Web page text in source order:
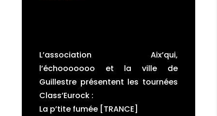
L’association Aix’qui,
l’échooooooo et la ville de
Guillestre présentent les tournées
Class’Eurock :
La p’tite fumée [TRANCE]